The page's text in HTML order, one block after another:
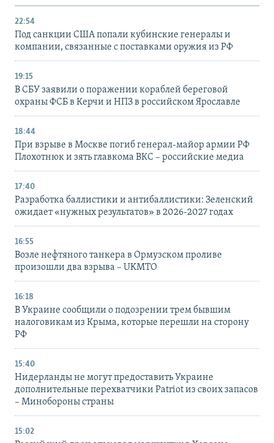
22:54
Под санкции США попали кубинские генералы и
компании, связанные с поставками оружия из РФ
19:15
В СБУ заявили о поражении кораблей береговой
охраны ФСБ в Керчи и НПЗ в российском Ярославле
18:44
При взрыве в Москве погиб генерал-майор армии РФ
Плохотнюк и зять главкома ВКС – российские медиа
17:40
Разработка баллистики и антибаллистики: Зеленский
ожидает «нужных результатов» в 2026-2027 годах
16:55
Возле нефтяного танкера в Ормузском проливе
произошли два взрыва – UKMTO
16:18
В Украине сообщили о подозрении трем бывшим
налоговикам из Крыма, которые перешли на сторону
РФ
15:40
Нидерланды не могут предоставить Украине
дополнительные перехватчики Patriot из своих запасов
– Минобороны страны
15:02